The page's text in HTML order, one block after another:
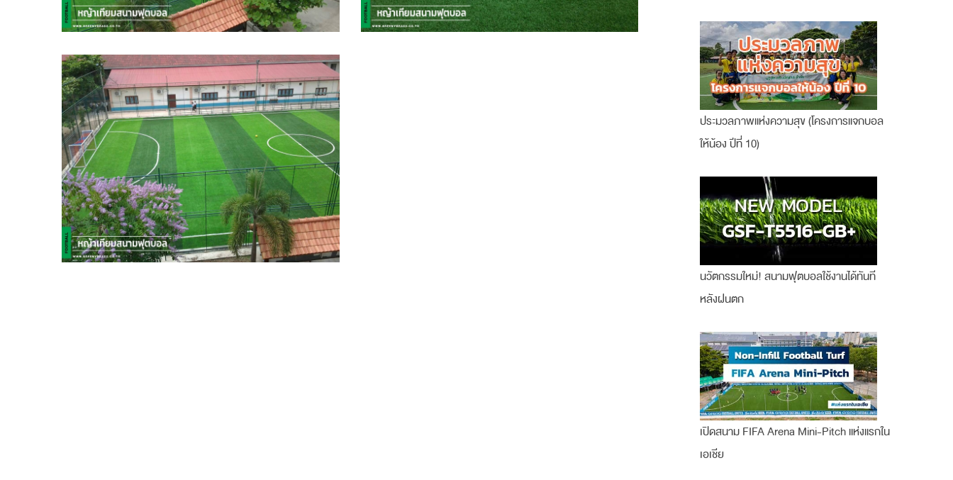
ประมวลภาพแห่งความสุข (โครงการแจกบอล
ให้น้อง ปีที่ 10)
นวัตกรรมใหม่! สนามฟุตบอลใช้งานได้ทันที
หลังฝนตก
เปิดสนาม FIFA Arena Mini-Pitch แห่งแรกใน
เอเชีย